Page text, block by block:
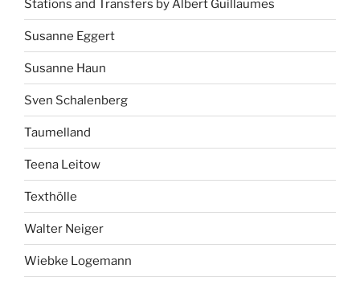
Stations and Transfers by Albert Guillaumes
Susanne Eggert
Susanne Haun
Sven Schalenberg
Taumelland
Teena Leitow
Texthölle
Walter Neiger
Wiebke Logemann